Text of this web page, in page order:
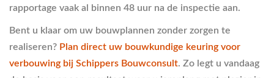
rapportage vaak al binnen 48 uur na de inspectie aan.
Bent u klaar om uw bouwplannen zonder zorgen te
realiseren? Plan direct uw bouwkundige keuring voor
verbouwing bij Schippers Bouwconsult. Zo legt u vandaag